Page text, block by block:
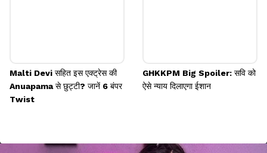
Malti Devi सहित इस एक्ट्रेस की
Anuapama से छुट्टी? जानें 6 बंपर
Twist
GHKKPM Big Spoiler: सवि को
ऐसे न्याय दिलाएगा ईशान